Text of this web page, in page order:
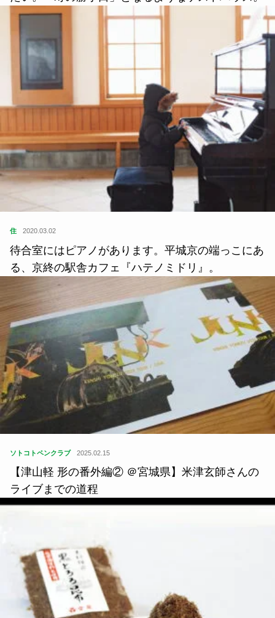
住 2020.03.02
待合室にはピアノがあります。平城京の端っこにあ
る、京終の駅舎カフェ『ハテノミドリ』。
ソトコトペンクラブ 2025.02.15
【津山軽 形の番外編② ＠宮城県】米津玄師さんの
ライブまでの道程